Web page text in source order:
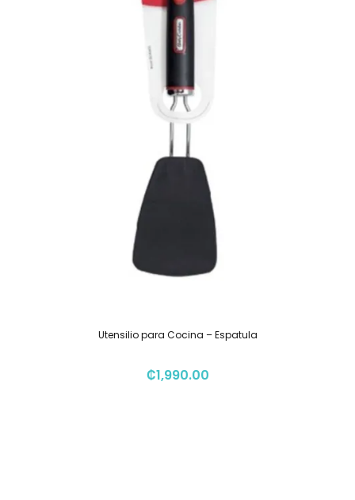
Utensilio para Cocina – Espatula
₡1,990.00